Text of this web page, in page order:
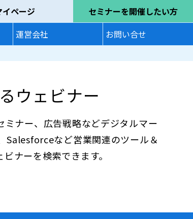
イページ
セミナーを開催したい方
運営会社 お問い合せ
ウェビナー
ナー、広告戦略などデジタルマー
Salesforceなど営業関連のツール＆
ナーを検索できます。